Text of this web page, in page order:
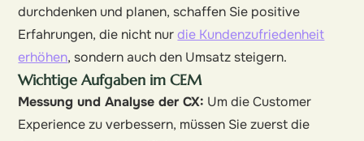
durchdenken und planen, schaffen Sie positive
Erfahrungen, die nicht nurdie Kundenzufriedenheit
erhöhen, sondern auch den Umsatz steigern.
Wichtige Aufgaben im CEM
Messung und Analyse der CX: Um die Customer
Experience zu verbessern, müssen Sie zuerst die